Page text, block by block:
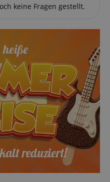
keine Fragen gestellt.